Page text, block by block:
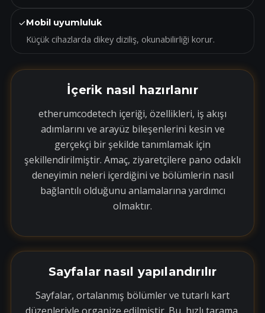
✓Mobil uyumluluk
Küçük cihazlarda dikey diziliş, okunabilirliği korur.
İçerik nasıl hazırlanır
etherumcodetech içeriği, özellikleri, iş akışı
adımlarını ve arayüz bileşenlerini kesin ve
gerçekçi bir şekilde tanımlamak için
şekillendirilmiştir. Amaç, ziyaretçilere pano odaklı
deneyimin neleri içerdiğini ve bölümlerin nasıl
bağlantılı olduğunu anlamalarına yardımcı
olmaktır.
Sayfalar nasıl yapılandırılır
Sayfalar, ortalanmış bölümler ve tutarlı kart